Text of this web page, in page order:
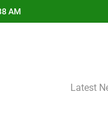
AM
Latest